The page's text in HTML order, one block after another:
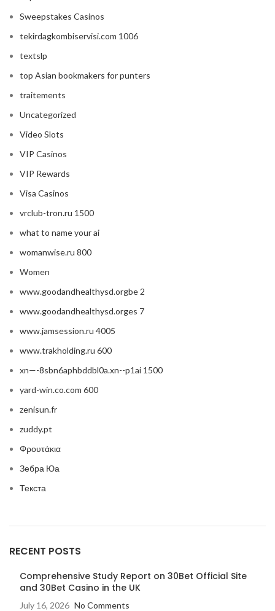
Sweepstakes Casinos
tekirdagkombiservisi.com 1006
textslp
top Asian bookmakers for punters
traitements
Uncategorized
Video Slots
VIP Casinos
VIP Rewards
Visa Casinos
vrclub-tron.ru 1500
what to name your ai
womanwise.ru 800
Women
www.goodandhealthysd.orgbe 2
www.goodandhealthysd.orges 7
www.jamsession.ru 4005
www.trakholding.ru 600
xn—-8sbn6aphbddbl0a.xn--p1ai 1500
yard-win.co.com 600
zenisun.fr
zuddy.pt
Φρουτάκια
Зебра Юа
Текста
RECENT POSTS
Comprehensive Study Report on 30Bet Official Site
and 30Bet Casino in the UK
July 16, 2026 No Comments